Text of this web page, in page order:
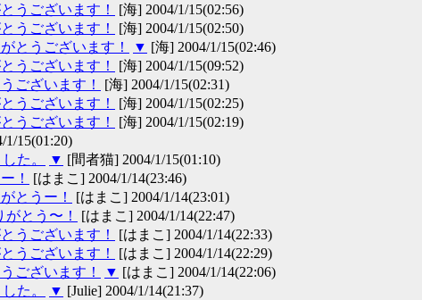
うございます！
[海] 2004/1/15(02:56)
うございます！
[海] 2004/1/15(02:50)
とうございます！ ▼ [海] 2004/1/15(02:46)
うございます！
[海] 2004/1/15(09:52)
ございます！
[海] 2004/1/15(02:31)
うございます！
[海] 2004/1/15(02:25)
うございます！
[海] 2004/1/15(02:19)
1/15(01:20)
た。 ▼ [間者猫] 2004/1/15(01:10)
！
[はまこ] 2004/1/14(23:46)
とうー！
[はまこ] 2004/1/14(23:01)
とう〜！
[はまこ] 2004/1/14(22:47)
うございます！
[はまこ] 2004/1/14(22:33)
うございます！
[はまこ] 2004/1/14(22:29)
ございます！ ▼ [はまこ] 2004/1/14(22:06)
た。 ▼ [Julie] 2004/1/14(21:37)